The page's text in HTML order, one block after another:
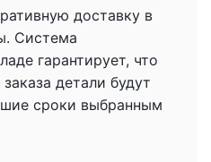
доставку в
Система
гарантирует, что
детали будут
сроки выбранным